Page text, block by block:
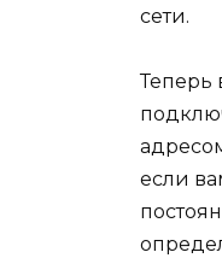
сети.
Теперь
если